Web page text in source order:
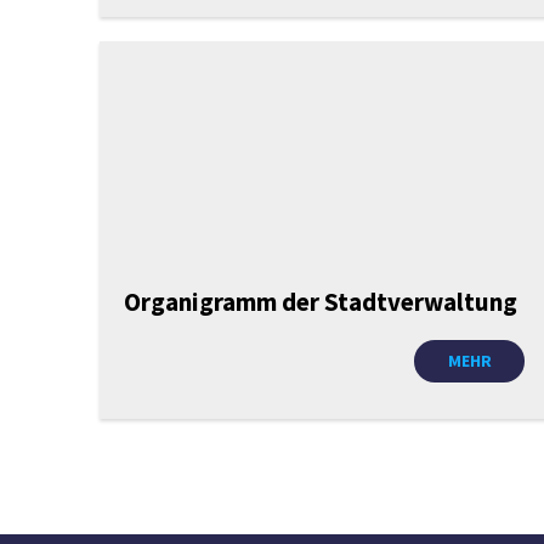
Organigramm der Stadtverwaltung
MEHR